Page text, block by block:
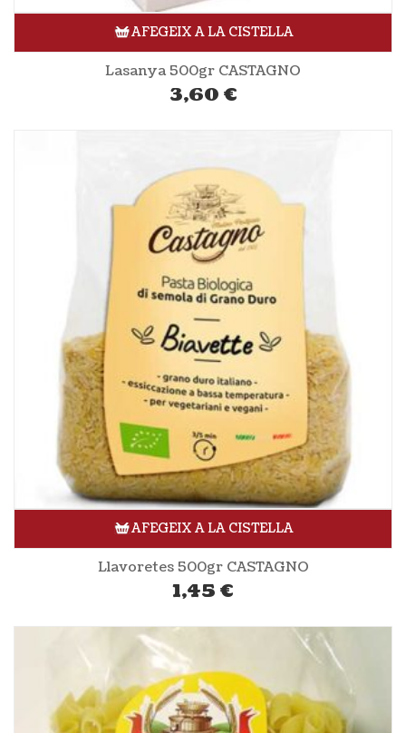
AFEGEIX A LA CISTELLA
Lasanya 500gr CASTAGNO
3,60 €
AFEGEIX A LA CISTELLA
Llavoretes 500gr CASTAGNO
1,45 €